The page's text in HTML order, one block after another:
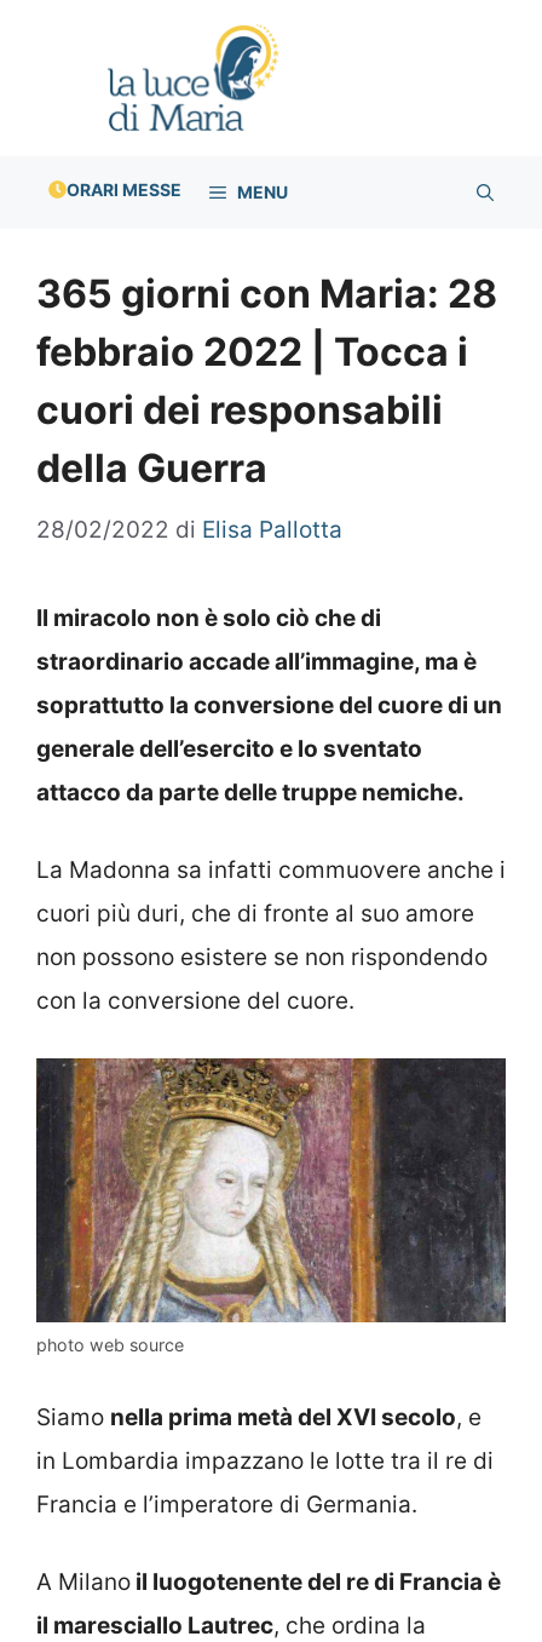
ORARI MESSE MENU
365 giorni con Maria: 28
febbraio 2022 | Tocca i
cuori dei responsabili
della Guerra
28/02/2022 di Elisa Pallotta
Il miracolo non è solo ciò che di
straordinario accade all’immagine, ma è
soprattutto la conversione del cuore di un
generale dell’esercito e lo sventato
attacco da parte delle truppe nemiche.
La Madonna sa infatti commuovere anche i
cuori più duri, che di fronte al suo amore
non possono esistere se non rispondendo
con la conversione del cuore.
photo web source
Siamo nella prima metà del XVI secolo, e
in Lombardia impazzano le lotte tra il re di
Francia e l’imperatore di Germania.
A Milano il luogotenente del re di Francia è
il maresciallo Lautrec, che ordina la